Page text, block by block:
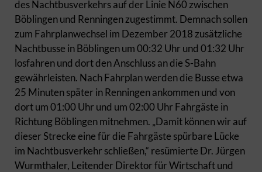
des Nachtbusverkehrs auf der Linie N60 zwischen
Böblingen und Renningen zugestimmt. Demnach sollen
zum Fahrplanwechsel im Dezember 2018 zusätzliche
Nachtbusse in Böblingen um 00:32 Uhr und 01:32 Uhr
losfahren und dort den Anschluss an die S-Bahn
gewährleisten. Nach Fahrplan werden die Busse etwa
25 Minuten später in Renningen ankommen und von
dort um 01:00 Uhr und um 02:00 Uhr Fahrgäste in
Richtung Böblingen mitnehmen. „Damit können wir auf
dieser Strecke eine für die Fahrgäste spürbare Lücke
im Nachtbusverkehr schließen,“ resümierte Dr. Jürgen
Wurmthaler, Leitender Direktor für Wirtschaft und